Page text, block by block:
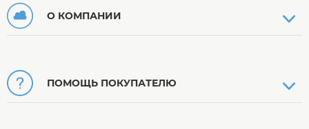
О КОМПАНИИ
ПОМОЩЬ ПОКУПАТЕЛЮ